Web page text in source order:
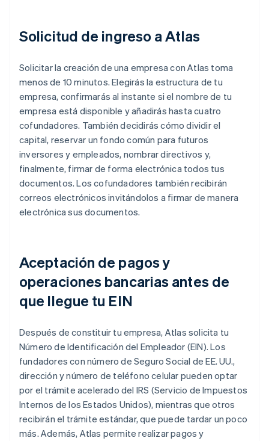
Solicitud de ingreso a Atlas
Solicitar la creación de una empresa con Atlas toma
menos de 10 minutos. Elegirás la estructura de tu
empresa, confirmarás al instante si el nombre de tu
empresa está disponible y añadirás hasta cuatro
cofundadores. También decidirás cómo dividir el
capital, reservar un fondo común para futuros
inversores y empleados, nombrar directivos y,
finalmente, firmar de forma electrónica todos tus
documentos. Los cofundadores también recibirán
correos electrónicos invitándolos a firmar de manera
electrónica sus documentos.
Aceptación de pagos y
operaciones bancarias antes de
que llegue tu EIN
Después de constituir tu empresa, Atlas solicita tu
Número de Identificación del Empleador (EIN). Los
fundadores con número de Seguro Social de EE. UU.,
dirección y número de teléfono celular pueden optar
por el trámite acelerado del IRS (Servicio de Impuestos
Internos de los Estados Unidos), mientras que otros
recibirán el trámite estándar, que puede tardar un poco
más. Además, Atlas permite realizar pagos y